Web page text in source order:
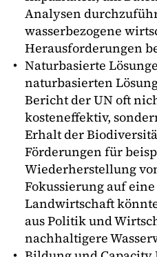
Analysen
wasserbezogene
Herausforderungen
Naturbasierte
naturbasierten
Bericht der UN oft
kosteneffektiv,
Erhalt der
Förderungen für
Wiederherstellung
Fokussierung auf
Landwirtschaft
aus Politik und
nachhaltigere